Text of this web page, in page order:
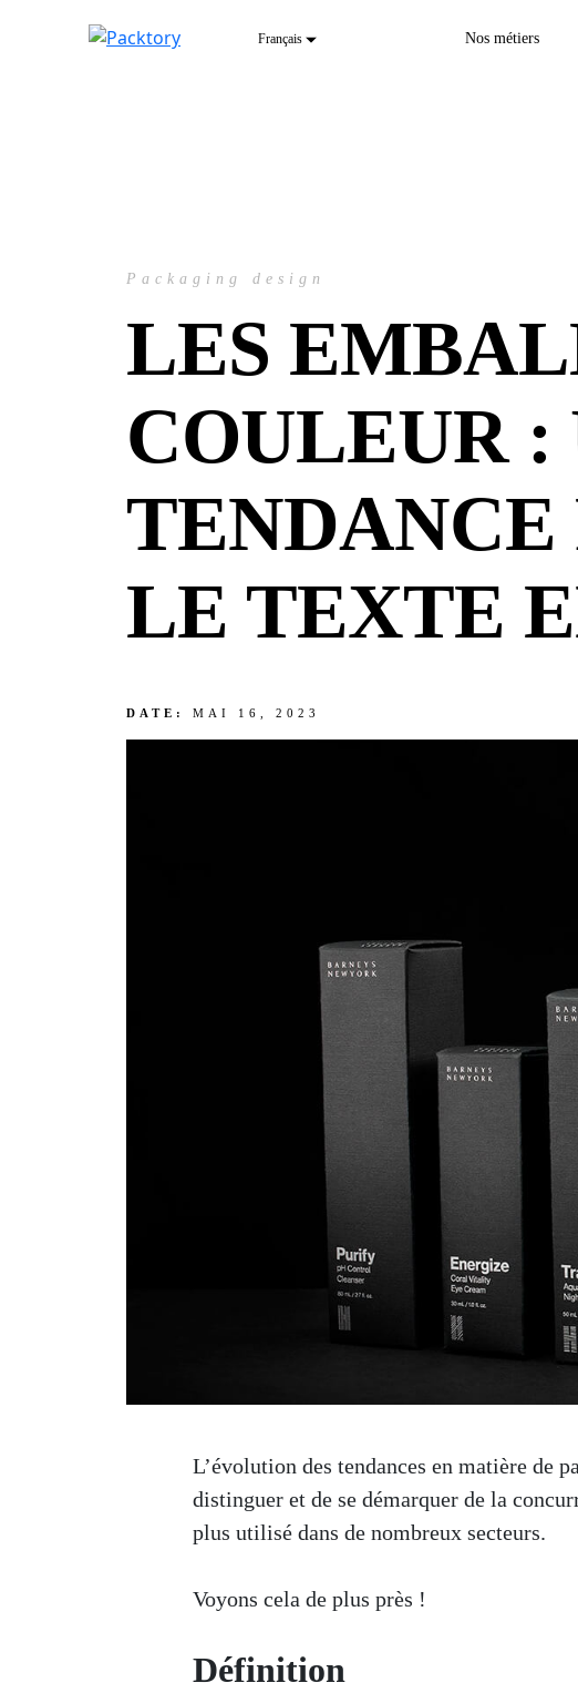
Nos métiers
Packaging design
LES
COULEUR
LE TEXTE
DATE: MAI 16, 2023
L’évolution des tendances en matière de
distinguer et de se démarquer de la
plus utilisé dans de nombreux secteurs.
Voyons cela de plus près !
Définition